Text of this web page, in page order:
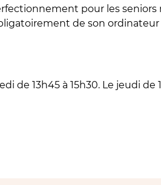
pour les seniors
de son ordinateur
de 13h45 à 15h30. Le jeudi de